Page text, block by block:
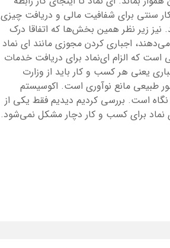
سنتی برای شفافیت مالی و دریافت چیزی
نیز زیر نظر همین بخش‌ها که اتفاقا درک
اجباری کردن مجوزی مانند ای نماد
که الزام ای‌نماد برای دریافت خدمات
یعنی هر کسب و کار باید از وزارت
طبیعی مانع نوآوری است. اکوسیستم
است. بررسی کردیم دیدیم فقط یکی از
برای کسب و کار دچار مشکل نمی‌شود.